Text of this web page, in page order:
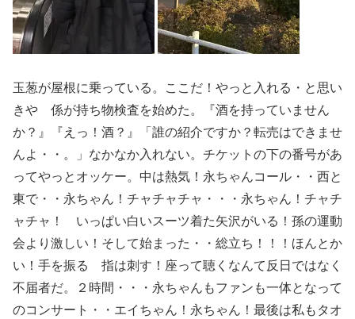
玉葱が屋根に乗っている。ここだ！やっと入れる・と思い
きや 係が持ち物検査を始めた。『酒を持っていません
か？』『えっ！酒？』「誰の紹介ですか？転売はできませ
んよ・・。」なかなか入れない。チケットの下の番号があ
ってやっとオッケー。中は熱気！永ちゃんコール・・西と
東で・・永ちゃん！チャチャチャ・・・永ちゃん！チャチ
ャチャ！ いっぱい白いスーツ着た矢沢がいる！孫の運動
会より激しい！そして始まった・・総立ち！！！ほんとか
い！手を振る 指は刺す！座って聴くなんて反日ではなく
不届者だ。２時間・・・永ちゃんもファンも一体となって
のコンサート・・エイちゃん！永ちゃん！最後は私もタオ